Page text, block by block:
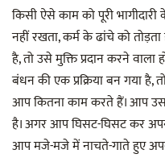
किसी ऐसे काम को पूरी
नहीं रखता, कर्म के ढांचे को
है, तो उसे मुक्ति प्रदान करने
बंधन की एक प्रक्रिया बन गया है,
आप कितना काम करते हैं। आप
है। अगर आप घिसट-घिसट कर
आप मजे-मजे में नाचते-गाते हुए